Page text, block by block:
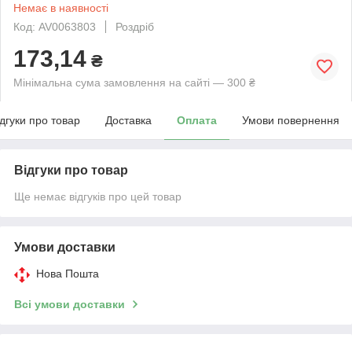
Немає в наявності
Код: AV0063803
Роздріб
173,14 ₴
Мінімальна сума замовлення на сайті — 300 ₴
про товар Доставка Оплата Умови повернення
Відгуки про товар
Ще немає відгуків про цей товар
Умови доставки
Нова Пошта
Всі умови доставки